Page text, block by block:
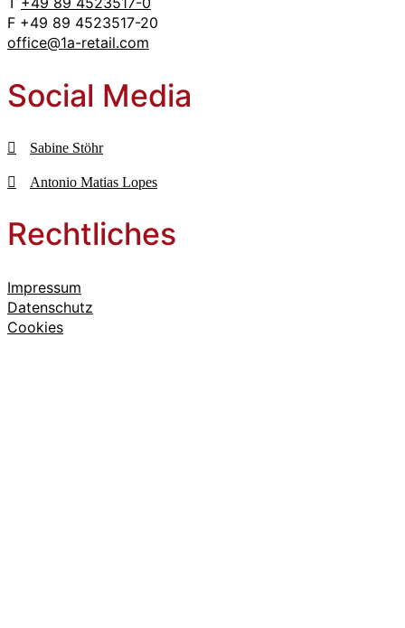
F +49 89 4523517-20
office@1a-retail.com
Social Media
Sabine Stöhr
Antonio Matias Lopes
Rechtliches
Impressum
Datenschutz
Cookies